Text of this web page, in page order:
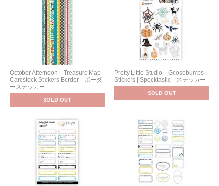
October Afternoon Treasure Map
Cardstock Stickers Border ボーダ
ーステッカー
SOLD OUT
Pretty Little Studio Goosebumps
Stickers | Spooktastic ステッカー
SOLD OUT